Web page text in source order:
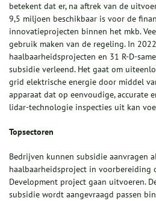
betekent dat er, na aftrek van de
9,5 miljoen beschikbaar is voor de
innovatieprojecten binnen het mkb.
gebruik maken van de regeling. In
haalbaarheidsprojecten en 31 R-D-
subsidie verleend. Het gaat om
grid elektrische energie door middel
apparaat dat op eenvoudige, accurate
lidar-technologie inspecties uit kan
Topsectoren
Bedrijven kunnen subsidie aanvragen
haalbaarheidsproject in voorbereiding
Development project gaan uitvoeren.
subsidie wordt aangevraagd passen